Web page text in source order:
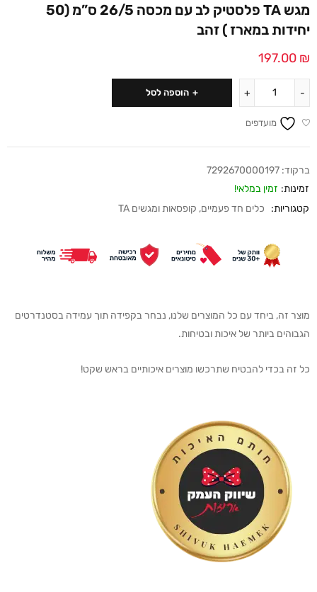
מגש TA פלסטיק לב עם מכסה 26/5 ס”מ (50
יחידות במארז ) זהב
197.00 ₪
הוספה לסל
מועדפים
ברקוד: 7292670000197
זמינות: זמין במלאי!
קטגוריות:
כלים חד פעמיים, קופסאות ומגשים TA
מוצר זה, ביחד עם כל המוצרים שלנו, נבחר בקפידה תוך עמידה בסטנדרטים
הגבוהים ביותר של איכות ובטיחות.
כל זה בכדי להבטיח שתרכשו מוצרים איכותיים בראש שקט!